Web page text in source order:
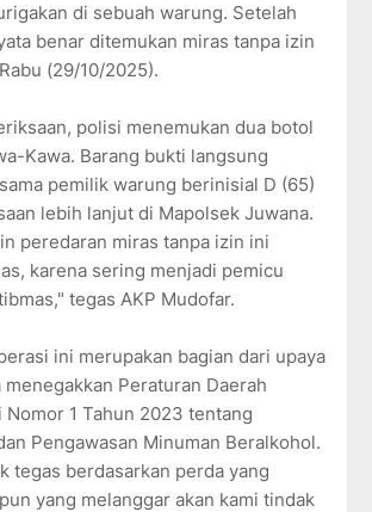
di sebuah warung. Setelah
benar ditemukan miras tanpa izin
(29/10/2025).
polisi menemukan dua botol
Kawa. Barang bukti langsung
pemilik warung berinisial D (65)
lebih lanjut di Mapolsek Juwana.
peredaran miras tanpa izin ini
karena sering menjadi pemicu
tegas AKP Mudofar.
ini merupakan bagian dari upaya
Peraturan Daerah
Nomor 1 Tahun 2023 tentang
Pengawasan Minuman Beralkohol.
tegas berdasarkan perda yang
yang melanggar akan kami tindak